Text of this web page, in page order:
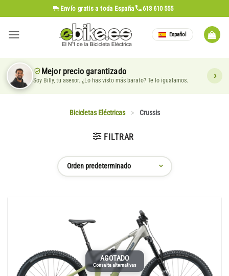
al
contenido
Envío gratis a toda España 613 610 555
Español
Mejor precio garantizado
Soy Billy, tu asesor. ¿Lo has visto más barato? Te lo igualamos.
Bicicletas Eléctricas > Crussis
FILTRAR
AGOTADO
Consulta alternativas